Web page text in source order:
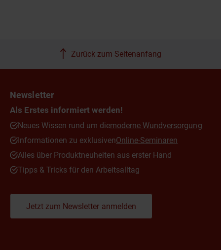
Zurück zum Seitenanfang
Newsletter
Als Erstes informiert werden!
Neues Wissen rund um diemoderne Wundversorgung
Informationen zu exklusivenOnline-Seminaren
Alles über Produktneuheiten aus erster Hand
Tipps & Tricks für den Arbeitsalltag
Jetzt zum Newsletter anmelden